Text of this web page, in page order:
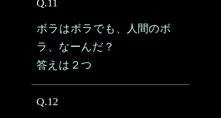
Q.11
ボラはボラでも、人間のボ
ラ、なーんだ？
答えは２つ
Q.12